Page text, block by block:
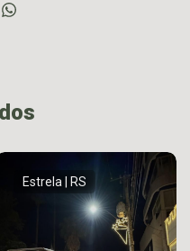
Estrela | RS